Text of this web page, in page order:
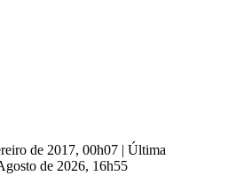
de 2017, 00h07 | Última
de 2026, 16h55